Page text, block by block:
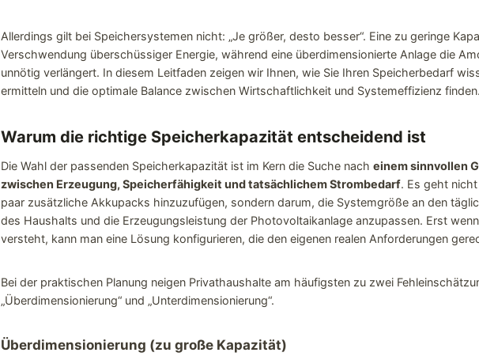
Allerdings gilt bei Speichersystemen nicht: „Je größer, desto besser“. Eine zu geringe
Verschwendung überschüssiger Energie, während eine überdimensionierte Anlage die
unnötig verlängert. In diesem Leitfaden zeigen wir Ihnen, wie Sie Ihren Speicherbedarf
ermitteln und die optimale Balance zwischen Wirtschaftlichkeit und Systemeffizienz finden.
Warum die richtige Speicherkapazität entscheidend ist
Die Wahl der passenden Speicherkapazität ist im Kern die Suche nach einem sinnvollen
zwischen Erzeugung, Speicherfähigkeit und tatsächlichem Strombedarf. Es geht
paar zusätzliche Akkupacks hinzuzufügen, sondern darum, die Systemgröße an den
des Haushalts und die Erzeugungsleistung der Photovoltaikanlage anzupassen. Erst
versteht, kann man eine Lösung konfigurieren, die den eigenen realen Anforderungen
Bei der praktischen Planung neigen Privathaushalte am häufigsten zu zwei
„Überdimensionierung“ und „Unterdimensionierung“.
Überdimensionierung (zu große Kapazität)